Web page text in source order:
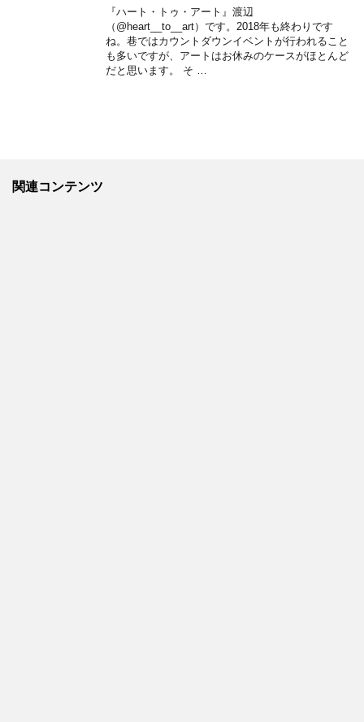
『ハート・トゥ・アート』渡辺
（@heart__to__art）です。2018年も終わりです
ね。巷ではカウントダウンイベントが行われること
も多いですが、アートはお休みのケースがほとんど
だと思います。 そ …
関連コンテンツ